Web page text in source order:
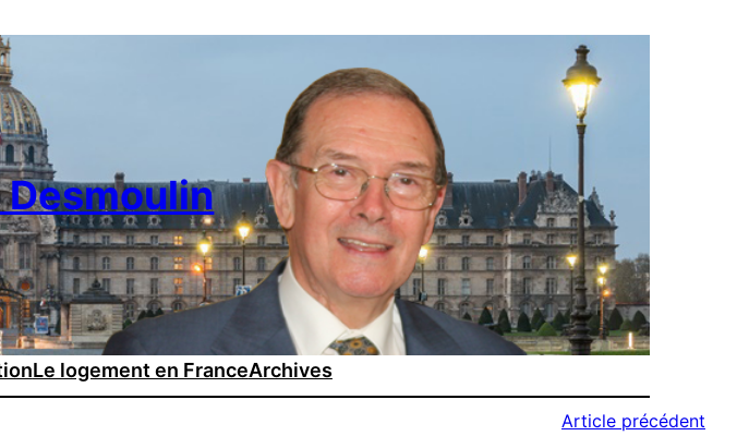
Le logement en FranceArchives
Article précédent